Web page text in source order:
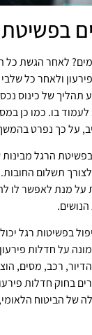
לאחר הגשת כל
ולאחר כל
תהליך של כינוס
בו. כמו כן
על כך נפרט
הרגל
תשלום
על מנת לאפשר לו
בפשיטות רגל
על חדלות
רכב, מסים,
בחוק חדלות
של הביטוח